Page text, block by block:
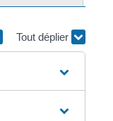
Tout déplier